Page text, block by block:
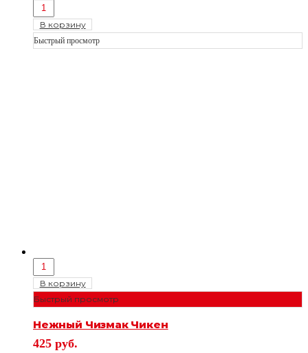
В корзину
Быстрый просмотр
В корзину
Быстрый просмотр
Нежный Чизмак Чикен
425 руб.